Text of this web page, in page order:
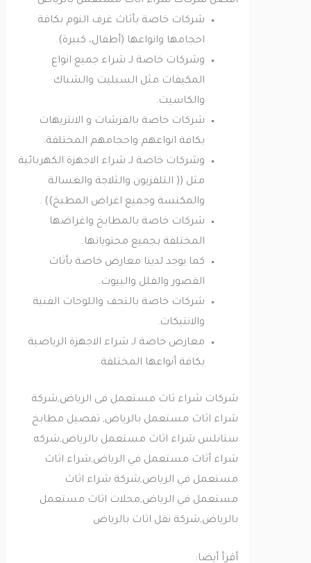
شركات خاصة بأثاث غرف النوم بكافة
احجامها وانواعها (أطفال، كبيرة).
وشركات خاصة لـ شراء جميع انواع
المكيفات مثل السبليت والشباك
والكاسيت.
شركات خاصة بالفرشات و الانتريهات
بكافة انواعهم واحجامهم المختلفة.
وشركات خاصة لـ شراء الاجهزة الكهربائية
مثل (( التلفزيون والثلاجة والغسالة
والمكنسة وجميع اغراض المطبخ)) .
شركات خاصة بالمطابخ واغراضها
المختلفة بجميع محتوياتها.
كما يوجد لدينا معارض خاصة بأثاث
القصور والفلل والبيوت.
شركات خاصة بالتحف واللوحات الفنية
والانتيكات.
معارض خاصة لـ شراء الاجهزة الرياضية
بكافة أنواعها المختلفة.
شركات شراء ثاث مستعمل فى الرياض,شركة
شراء اثاث مستعمل بالرياض, تفصيل مطابخ
ستانلس شراء اثاث مستعمل بالرياض,شركه
شراء أثاث مستعمل في الرياض,شراء اثاث
مستعمل في الرياض,شركة شراء اثاث
مستعمل في الرياض,محلات اثاث مستعمل
بالرياض,شركة نقل اثاث بالرياض
أقرأ أيضا: